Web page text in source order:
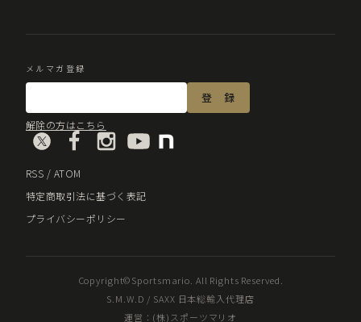
メルマガ登録
解除の方はこちら
RSS / ATOM
特定商取引法に基づく表記
プライバシーポリシー
Copyright©Sportsmario. All Rights Reserved.
S.M.W.D / SAXX 日本総輸入代理店
運営：(株)スポーツマリオ